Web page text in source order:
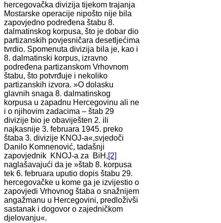
hercegovačka divizija tijekom trajanja
Mostarske operacije nipošto nije bila
zapovjedno podređena štabu 8.
dalmatinskog korpusa, što je dobar dio
partizanskih povjesničara desetljećima
tvrdio. Spomenuta divizija bila je, kao i
8. dalmatinski korpus, izravno
podređena partizanskom Vrhovnom
štabu, što potvrđuje i nekoliko
partizanskih izvora. »O dolasku
glavnih snaga 8. dalmatinskog
korpusa u zapadnu Hercegovinu ali ne
i o njihovim zadacima – štab 29
divizije bio je obaviješten 2. ili
najkasnije 3. februara 1945. preko
štaba 3. divizije KNOJ-a«,svjedoči
Danilo Komnenović, tadašnji
zapovjednik KNOJ-a za BiH,[2]
naglašavajući da je »štab 8. korpusa
tek 6. februara uputio dopis štabu 29.
hercegovačke u kome ga je izvijestio o
zapovjedi Vrhovnog štaba o snažnijem
angažmanu u Hercegovini, predloživši
sastanak i dogovor o zajedničkom
djelovanju«.